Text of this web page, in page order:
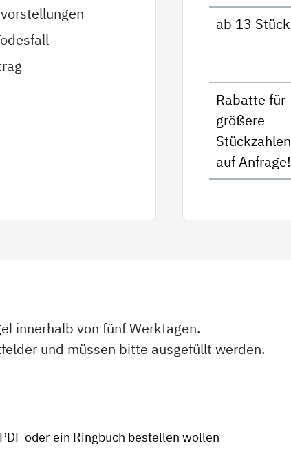
ab 13 Stück
Rabatte für
größere
Stückzahlen
auf Anfrage!
innerhalb von fünf Werktagen.
und müssen bitte ausgefüllt werden.
oder ein Ringbuch bestellen wollen